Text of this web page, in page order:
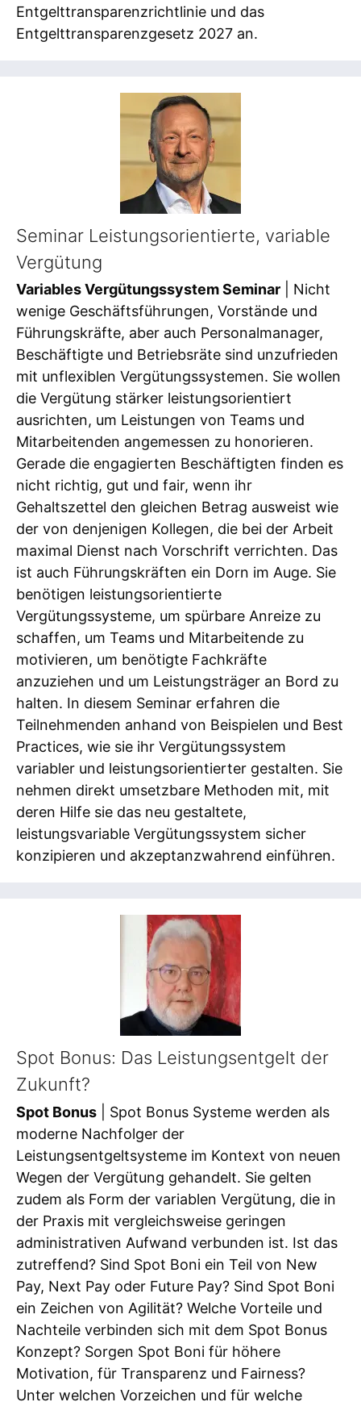
Entgelttransparenzrichtlinie und das
Entgelttransparenzgesetz 2027 an.
Seminar Leistungsorientierte, variable
Vergütung
Variables Vergütungssystem Seminar | Nicht
wenige Geschäftsführungen, Vorstände und
Führungskräfte, aber auch Personalmanager,
Beschäftigte und Betriebsräte sind unzufrieden
mit unflexiblen Vergütungssystemen. Sie wollen
die Vergütung stärker leistungsorientiert
ausrichten, um Leistungen von Teams und
Mitarbeitenden angemessen zu honorieren.
Gerade die engagierten Beschäftigten finden es
nicht richtig, gut und fair, wenn ihr
Gehaltszettel den gleichen Betrag ausweist wie
der von denjenigen Kollegen, die bei der Arbeit
maximal Dienst nach Vorschrift verrichten. Das
ist auch Führungskräften ein Dorn im Auge. Sie
benötigen leistungsorientierte
Vergütungssysteme, um spürbare Anreize zu
schaffen, um Teams und Mitarbeitende zu
motivieren, um benötigte Fachkräfte
anzuziehen und um Leistungsträger an Bord zu
halten. In diesem Seminar erfahren die
Teilnehmenden anhand von Beispielen und Best
Practices, wie sie ihr Vergütungssystem
variabler und leistungsorientierter gestalten. Sie
nehmen direkt umsetzbare Methoden mit, mit
deren Hilfe sie das neu gestaltete,
leistungsvariable Vergütungssystem sicher
konzipieren und akzeptanzwahrend einführen.
Spot Bonus: Das Leistungsentgelt der
Zukunft?
Spot Bonus | Spot Bonus Systeme werden als
moderne Nachfolger der
Leistungsentgeltsysteme im Kontext von neuen
Wegen der Vergütung gehandelt. Sie gelten
zudem als Form der variablen Vergütung, die in
der Praxis mit vergleichsweise geringen
administrativen Aufwand verbunden ist. Ist das
zutreffend? Sind Spot Boni ein Teil von New
Pay, Next Pay oder Future Pay? Sind Spot Boni
ein Zeichen von Agilität? Welche Vorteile und
Nachteile verbinden sich mit dem Spot Bonus
Konzept? Sorgen Spot Boni für höhere
Motivation, für Transparenz und Fairness?
Unter welchen Vorzeichen und für welche